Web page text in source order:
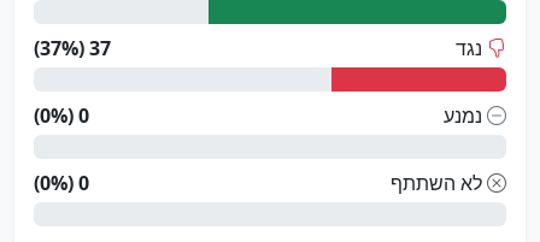
נגד 37 (37%)
נמנע 0 (0%)
לא השתתף 0 (0%)